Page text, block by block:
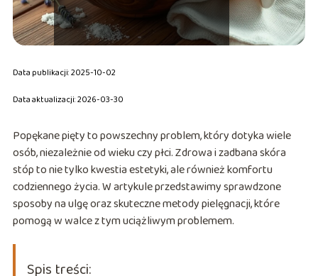
Data publikacji: 2025-10-02
Data aktualizacji: 2026-03-30
Popękane pięty to powszechny problem, który dotyka wiele
osób, niezależnie od wieku czy płci. Zdrowa i zadbana skóra
stóp to nie tylko kwestia estetyki, ale również komfortu
codziennego życia. W artykule przedstawimy sprawdzone
sposoby na ulgę oraz skuteczne metody pielęgnacji, które
pomogą w walce z tym uciążliwym problemem.
Spis treści: